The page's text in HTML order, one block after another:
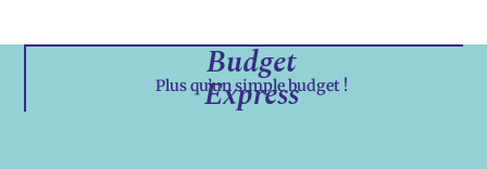
Budget
Express
Plus qu’un simple budget !